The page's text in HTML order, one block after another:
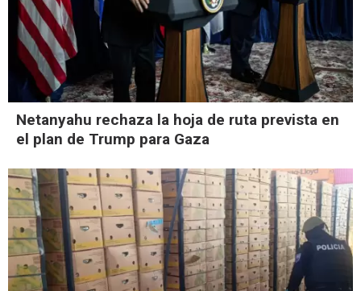
Netanyahu rechaza la hoja de ruta prevista en
el plan de Trump para Gaza